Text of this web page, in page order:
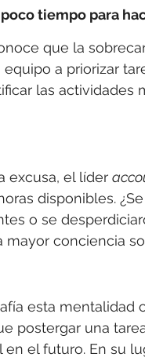
tiempo para
que la
a priorizar
las actividades
excusa, el líder
disponibles.
o se
conciencia
esta mentalidad
postergar una
el futuro. En su